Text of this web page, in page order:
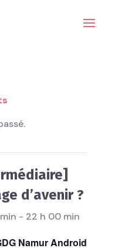
d’avenir ?
- 22 h 00 min
Namur Android